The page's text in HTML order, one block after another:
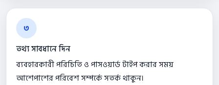
৩
তথ্য সাবধানে দিন
ব্যবহারকারী পরিচিতি ও পাসওয়ার্ড টাইপ করার সময়
আশেপাশের পরিবেশ সম্পর্কে সতর্ক থাকুন।